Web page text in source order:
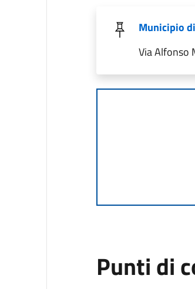
Municipio
Via Alfonso
Punti di